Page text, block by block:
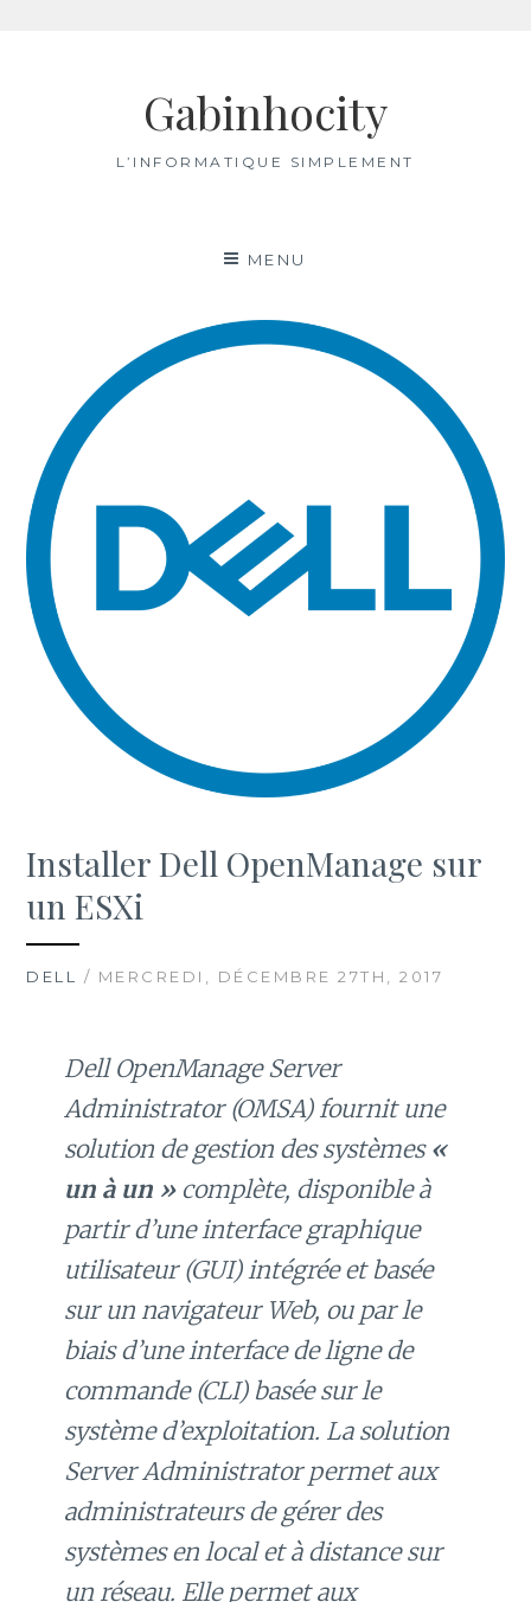
Gabinhocity
L’INFORMATIQUE SIMPLEMENT
MENU
Installer Dell OpenManage sur
un ESXi
DELL / MERCREDI, DÉCEMBRE 27TH, 2017
Dell OpenManage Server
Administrator (OMSA) fournit une
solution de gestion des systèmes «
un à un »complète, disponible à
partir d’une interface graphique
utilisateur (GUI) intégrée et basée
sur un navigateur Web, ou par le
biais d’une interface de ligne de
commande (CLI) basée sur le
système d’exploitation. La solution
Server Administrator permet aux
administrateurs de gérer des
systèmes en local et à distance sur
un réseau. Elle permet aux